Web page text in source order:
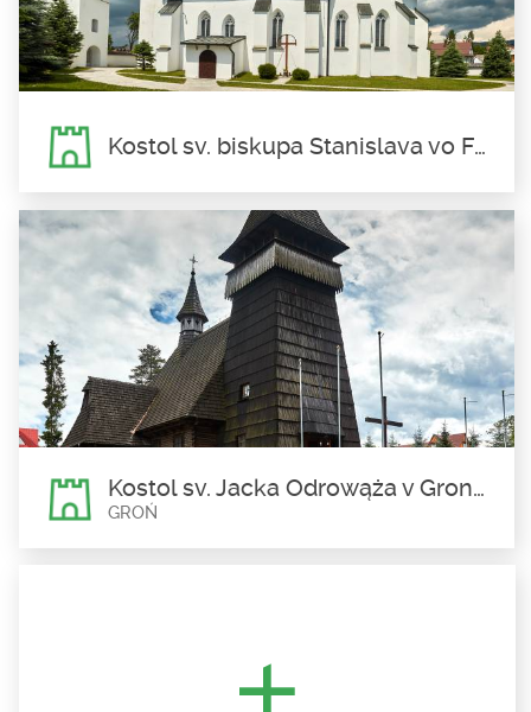
Kostol sv. Bartolomeja apoštola v Nedeci je miesto, kde môžeme
nájsť mnoho...
Kostol sv. biskupa Stanislava vo Fridmane
Kostol sv. biskupa Stanislava vo
Fridmane
Kostol sv. biskupa Stanislava vo Fridmane je výnimočným
príkladom spojenia...
Kostol sv. Jacka Odrowąża v Groni-Leśnici
GROŃ
Groni-Leśnici
Groń